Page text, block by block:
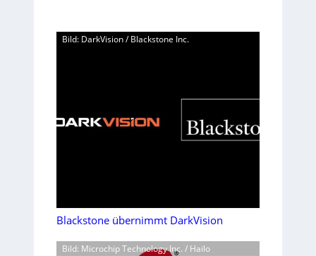
Bild: DarkVision / Blackstone Inc.
Blackstone übernimmt DarkVision
Bild: Microchip Technology Inc. / Hailo